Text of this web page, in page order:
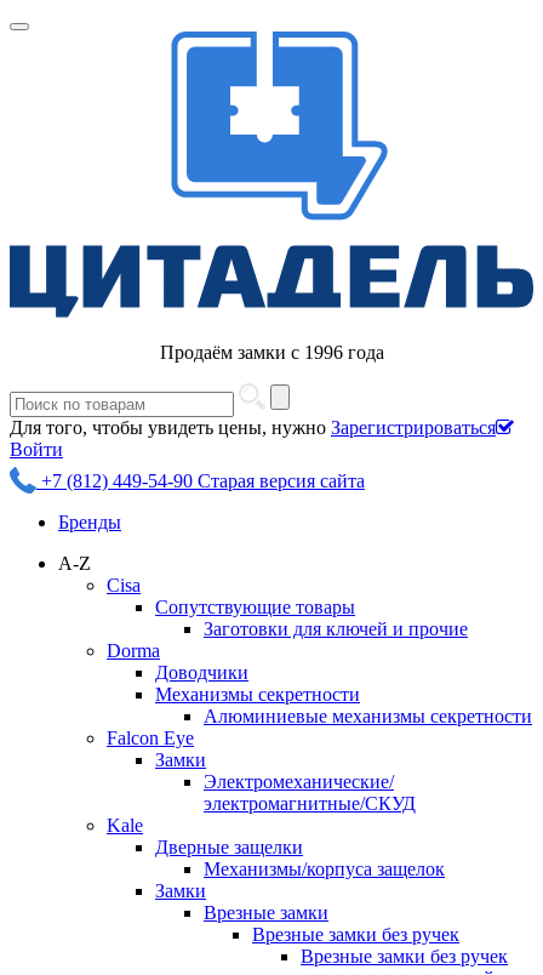
Продаём замки с 1996 года
Для того, чтобы увидеть цены, нужно Зарегистрироваться
Войти
+7 (812) 449-54-90 Старая версия сайта
Бренды
A-Z
Cisa
Сопутствующие товары
Заготовки для ключей и прочие
Dorma
Доводчики
Механизмы секретности
Алюминиевые механизмы секретности
Falcon Eye
Замки
Электромеханические/
электромагнитные/СКУД
Kale
Дверные защелки
Механизмы/корпуса защелок
Замки
Врезные замки
Врезные замки без ручек
Врезные замки без ручек